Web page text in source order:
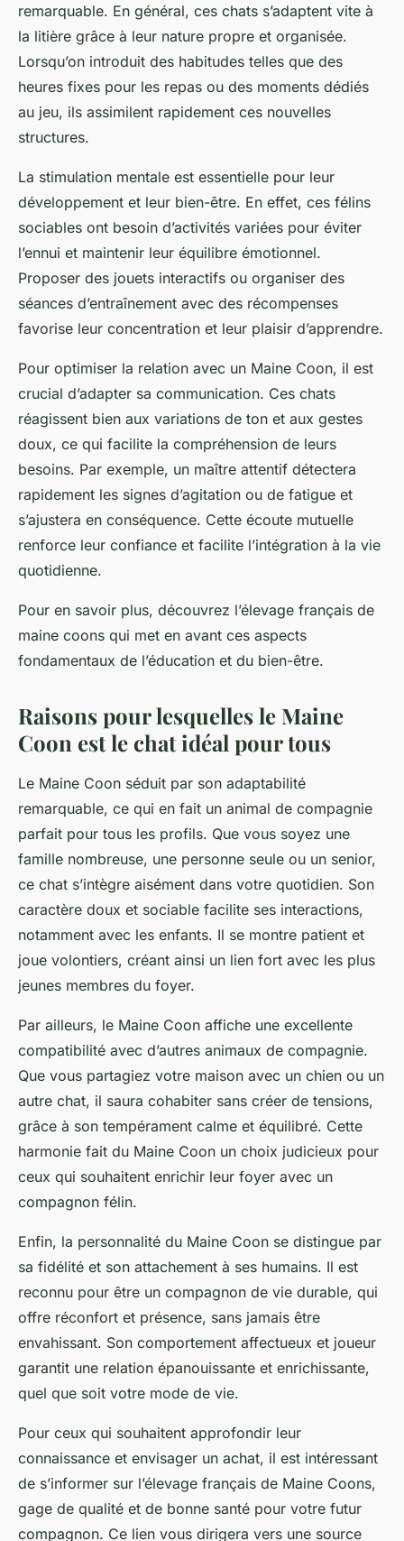
remarquable. En général, ces chats s’adaptent vite à
la litière grâce à leur nature propre et organisée.
Lorsqu’on introduit des habitudes telles que des
heures fixes pour les repas ou des moments dédiés
au jeu, ils assimilent rapidement ces nouvelles
structures.
La stimulation mentale est essentielle pour leur
développement et leur bien-être. En effet, ces félins
sociables ont besoin d’activités variées pour éviter
l’ennui et maintenir leur équilibre émotionnel.
Proposer des jouets interactifs ou organiser des
séances d’entraînement avec des récompenses
favorise leur concentration et leur plaisir d’apprendre.
Pour optimiser la relation avec un Maine Coon, il est
crucial d’adapter sa communication. Ces chats
réagissent bien aux variations de ton et aux gestes
doux, ce qui facilite la compréhension de leurs
besoins. Par exemple, un maître attentif détectera
rapidement les signes d’agitation ou de fatigue et
s’ajustera en conséquence. Cette écoute mutuelle
renforce leur confiance et facilite l’intégration à la vie
quotidienne.
Pour en savoir plus, découvrez l’élevage français de
maine coons qui met en avant ces aspects
fondamentaux de l’éducation et du bien-être.
Raisons pour lesquelles le Maine
Coon est le chat idéal pour tous
Le Maine Coon séduit par son adaptabilité
remarquable, ce qui en fait un animal de compagnie
parfait pour tous les profils. Que vous soyez une
famille nombreuse, une personne seule ou un senior,
ce chat s’intègre aisément dans votre quotidien. Son
caractère doux et sociable facilite ses interactions,
notamment avec les enfants. Il se montre patient et
joue volontiers, créant ainsi un lien fort avec les plus
jeunes membres du foyer.
Par ailleurs, le Maine Coon affiche une excellente
compatibilité avec d’autres animaux de compagnie.
Que vous partagiez votre maison avec un chien ou un
autre chat, il saura cohabiter sans créer de tensions,
grâce à son tempérament calme et équilibré. Cette
harmonie fait du Maine Coon un choix judicieux pour
ceux qui souhaitent enrichir leur foyer avec un
compagnon félin.
Enfin, la personnalité du Maine Coon se distingue par
sa fidélité et son attachement à ses humains. Il est
reconnu pour être un compagnon de vie durable, qui
offre réconfort et présence, sans jamais être
envahissant. Son comportement affectueux et joueur
garantit une relation épanouissante et enrichissante,
quel que soit votre mode de vie.
Pour ceux qui souhaitent approfondir leur
connaissance et envisager un achat, il est intéressant
de s’informer sur l’élevage français de Maine Coons,
gage de qualité et de bonne santé pour votre futur
compagnon. Ce lien vous dirigera vers une source